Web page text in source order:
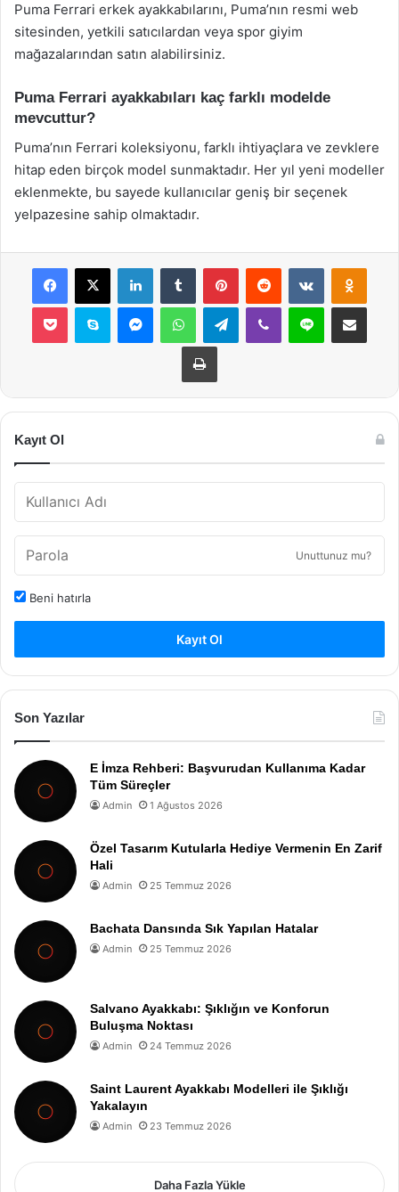
Puma Ferrari erkek ayakkabılarını, Puma’nın resmi web
sitesinden, yetkili satıcılardan veya spor giyim
mağazalarından satın alabilirsiniz.
Puma Ferrari ayakkabıları kaç farklı modelde
mevcuttur?
Puma’nın Ferrari koleksiyonu, farklı ihtiyaçlara ve zevklere
hitap eden birçok model sunmaktadır. Her yıl yeni modeller
eklenmekte, bu sayede kullanıcılar geniş bir seçenek
yelpazesine sahip olmaktadır.
Facebook
X LinkedInTumblr PinterestReddit VKontakte
Pocket Skype MessengerWhatsAppTelegramViber Line E-Posta ile
Yazdır
Kayıt Ol
Unuttunuz mu?
Beni hatırla
Kayıt Ol
Son Yazılar
E İmza Rehberi: Başvurudan Kullanıma Kadar
Tüm Süreçler
Admin 1 Ağustos 2026
Özel Tasarım Kutularla Hediye Vermenin En Zarif
Hali
Admin 25 Temmuz 2026
Bachata Dansında Sık Yapılan Hatalar
Admin 25 Temmuz 2026
Salvano Ayakkabı: Şıklığın ve Konforun
Buluşma Noktası
Admin 24 Temmuz 2026
Saint Laurent Ayakkabı Modelleri ile Şıklığı
Yakalayın
Admin 23 Temmuz 2026
Daha Fazla Yükle